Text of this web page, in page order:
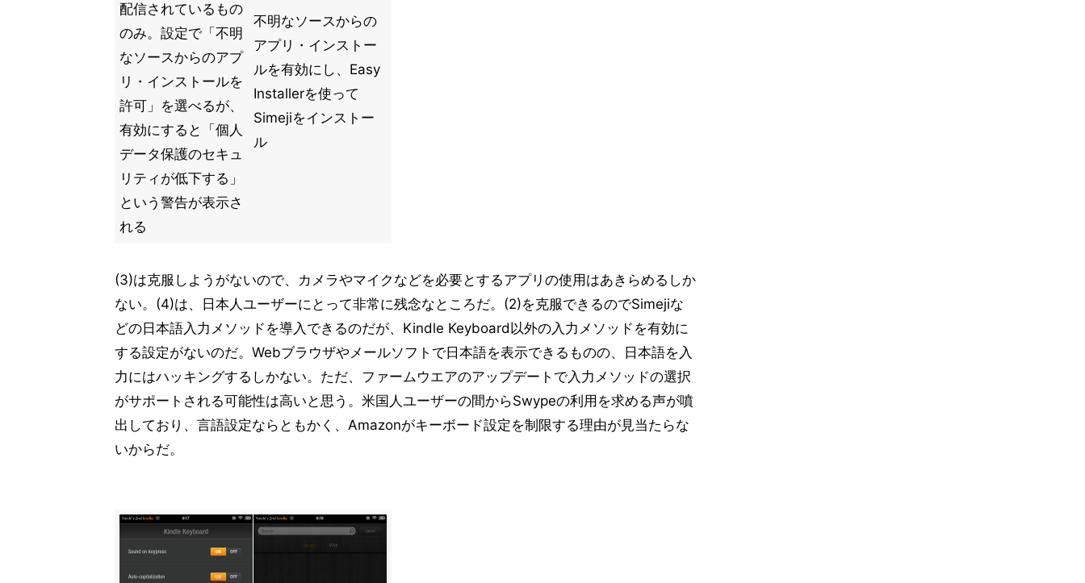
配信されているもの
のみ。設定で「不明
なソースからのアプ
リ・インストールを
許可」を選べるが、
有効にすると「個人
データ保護のセキュ
リティが低下する」
という警告が表示さ
れる
不明なソースからの
アプリ・インストー
ルを有効にし、Easy
Installerを使って
Simejiをインストー
ル
(3)は克服しようがないので、カメラやマイクなどを必要とするアプリの使用はあきらめるしか
ない。(4)は、日本人ユーザーにとって非常に残念なところだ。(2)を克服できるのでSimejiな
どの日本語入力メソッドを導入できるのだが、Kindle Keyboard以外の入力メソッドを有効に
する設定がないのだ。Webブラウザやメールソフトで日本語を表示できるものの、日本語を入
力にはハッキングするしかない。ただ、ファームウエアのアップデートで入力メソッドの選択
がサポートされる可能性は高いと思う。米国人ユーザーの間からSwypeの利用を求める声が噴
出しており、言語設定ならともかく、Amazonがキーボード設定を制限する理由が見当たらな
いからだ。